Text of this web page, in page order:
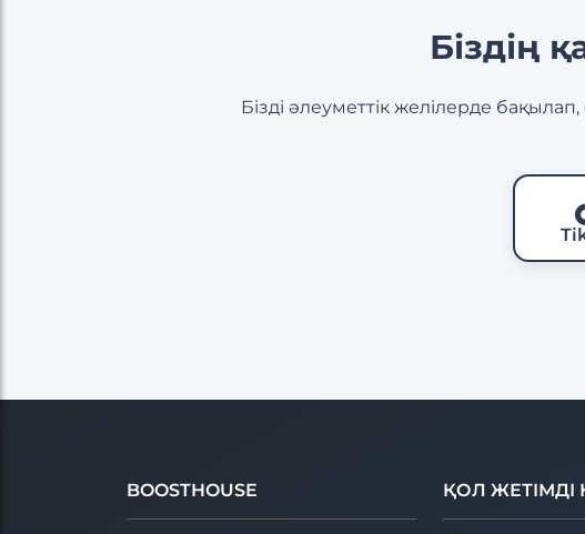
Біздің
Бізді әлеуметтік желілерде
BOOSTHOUSE ҚОЛ ЖЕТІМДІ